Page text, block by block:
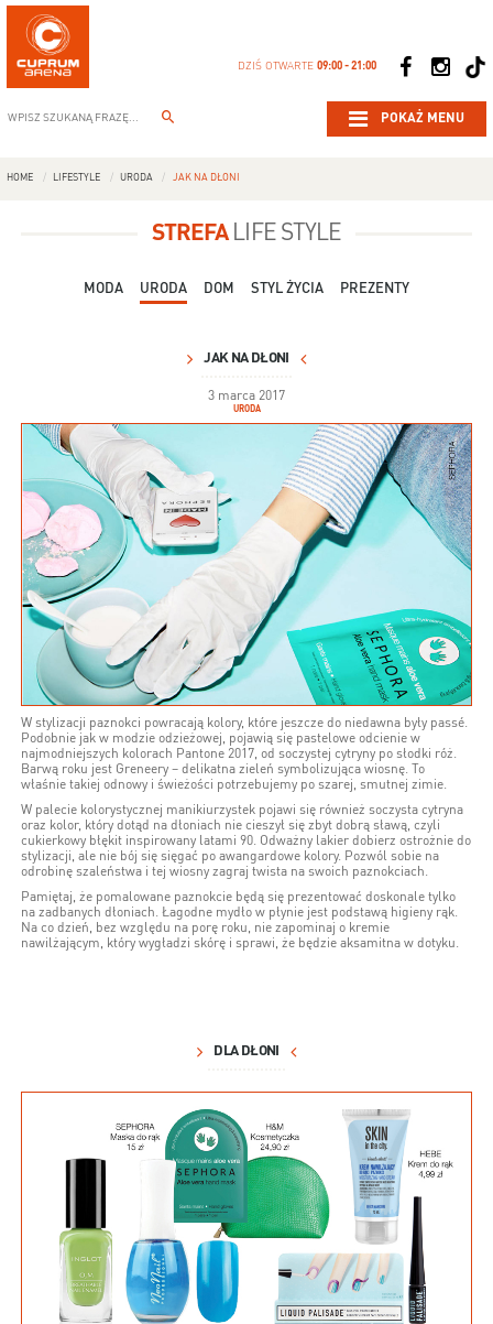
DZIŚ OTWARTE09:00 - 21:00
POKAŻ MENU
HOME LIFESTYLE URODA JAK NA DŁONI
STREFALIFE STYLE
MODA URODA DOM STYL ŻYCIA PREZENTY
JAK NA DŁONI
3 marca 2017
URODA
W stylizacji paznokci powracają kolory, które jeszcze do niedawna były passé.
Podobnie jak w modzie odzieżowej, pojawią się pastelowe odcienie w
najmodniejszych kolorach Pantone 2017, od soczystej cytryny po słodki róż.
Barwą roku jest Greneery – delikatna zieleń symbolizująca wiosnę. To
właśnie takiej odnowy i świeżości potrzebujemy po szarej, smutnej zimie.
W palecie kolorystycznej manikiurzystek pojawi się również soczysta cytryna
oraz kolor, który dotąd na dłoniach nie cieszył się zbyt dobrą sławą, czyli
cukierkowy błękit inspirowany latami 90. Odważny lakier dobierz ostrożnie do
stylizacji, ale nie bój się sięgać po awangardowe kolory. Pozwól sobie na
odrobinę szaleństwa i tej wiosny zagraj twista na swoich paznokciach.
Pamiętaj, że pomalowane paznokcie będą się prezentować doskonale tylko
na zadbanych dłoniach. Łagodne mydło w płynie jest podstawą higieny rąk.
Na co dzień, bez względu na porę roku, nie zapominaj o kremie
nawilżającym, który wygładzi skórę i sprawi, że będzie aksamitna w dotyku.
DLA DŁONI